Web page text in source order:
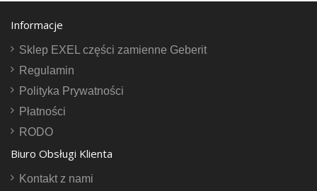
Informacje
Sklep EXEL części zamienne Geberit
Regulamin
Polityka Prywatności
Płatności
RODO
Biuro Obsługi Klienta
Kontakt z nami